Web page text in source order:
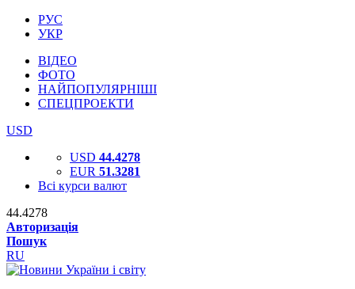
РУС
УКР
ВІДЕО
ФОТО
НАЙПОПУЛЯРНІШІ
СПЕЦПРОЕКТИ
USD
USD 44.4278
EUR 51.3281
Всі курси валют
44.4278
Авторизація
Пошук
RU